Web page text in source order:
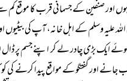
اور صنفین کے جسمانی قرب کا موقع کم
احزاب کی آیت ۵۹ میں نبی صلی اللہ علیہ وسلم کے
ہوئے ایک بڑی چادر لے کر اپنے جسم
اور گفتگو کے مواقع پیدا کرنے کی